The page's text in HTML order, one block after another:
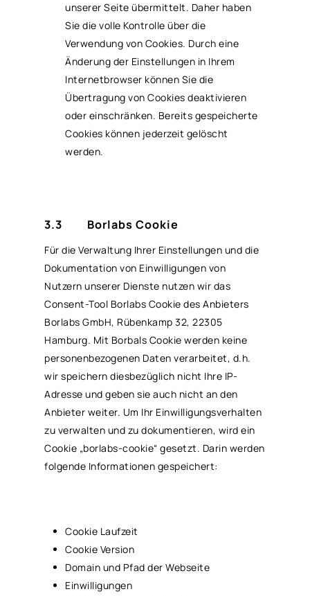
unserer Seite übermittelt. Daher haben
Sie die volle Kontrolle über die
Verwendung von Cookies. Durch eine
Änderung der Einstellungen in Ihrem
Internetbrowser können Sie die
Übertragung von Cookies deaktivieren
oder einschränken. Bereits gespeicherte
Cookies können jederzeit gelöscht
werden.
3.3 Borlabs Cookie
Für die Verwaltung Ihrer Einstellungen und die
Dokumentation von Einwilligungen von
Nutzern unserer Dienste nutzen wir das
Consent-Tool Borlabs Cookie des Anbieters
Borlabs GmbH, Rübenkamp 32, 22305
Hamburg. Mit Borbals Cookie werden keine
personenbezogenen Daten verarbeitet, d.h.
wir speichern diesbezüglich nicht Ihre IP-
Adresse und geben sie auch nicht an den
Anbieter weiter. Um Ihr Einwilligungsverhalten
zu verwalten und zu dokumentieren, wird ein
Cookie „borlabs-cookie“ gesetzt. Darin werden
folgende Informationen gespeichert:
Cookie Laufzeit
Cookie Version
Domain und Pfad der Webseite
Einwilligungen